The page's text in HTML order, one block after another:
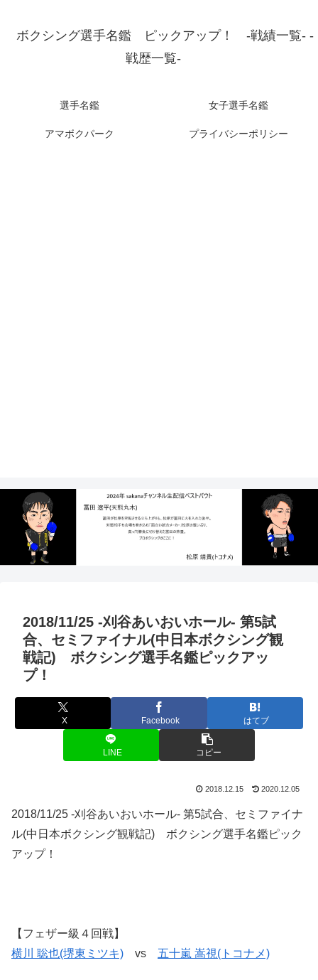
ボクシング選手名鑑 ピックアップ！ -戦績一覧- -
戦歴一覧-
選手名鑑 女子選手名鑑
アマボクパーク プライバシーポリシー
2018/11/25 -刈谷あいおいホール- 第5試
合、セミファイナル(中日本ボクシング観
戦記) ボクシング選手名鑑ピックアッ
プ！
X Facebook はてブ
LINE コピー
2018.12.15 2020.12.05
2018/11/25 -刈谷あいおいホール- 第5試合、セミファイナ
ル(中日本ボクシング観戦記) ボクシング選手名鑑ピック
アップ！
【フェザー級４回戦】
横川 聡也(堺東ミツキ) vs 五十嵐 嵩視(トコナメ)